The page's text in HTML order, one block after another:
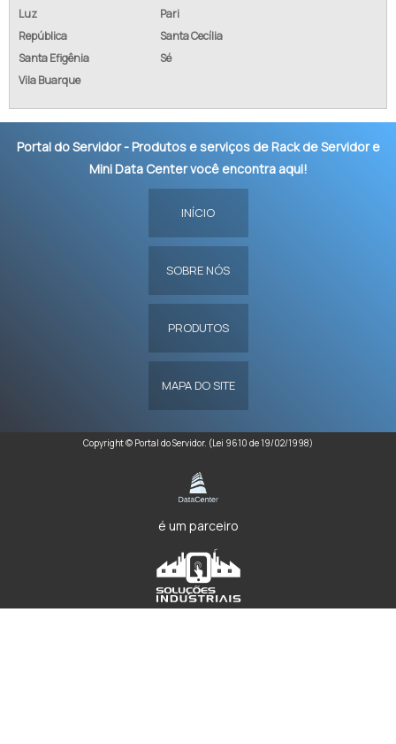
Luz
Pari
República
Santa Cecília
Santa Efigênia
Sé
Vila Buarque
Portal do Servidor - Produtos e serviços de Rack de Servidor e
Mini Data Center você encontra aqui!
INÍCIO
SOBRE NÓS
PRODUTOS
MAPA DO SITE
Copyright © Portal do Servidor. (Lei 9610 de 19/02/1998)
é um parceiro